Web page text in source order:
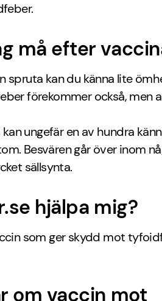
må efter
spruta kan du känna lite
förekommer också, men
ungefär en av hundra
Besvären går över inom
sällsynta.
hjälpa mig?
som ger skydd mot
om vaccin mot